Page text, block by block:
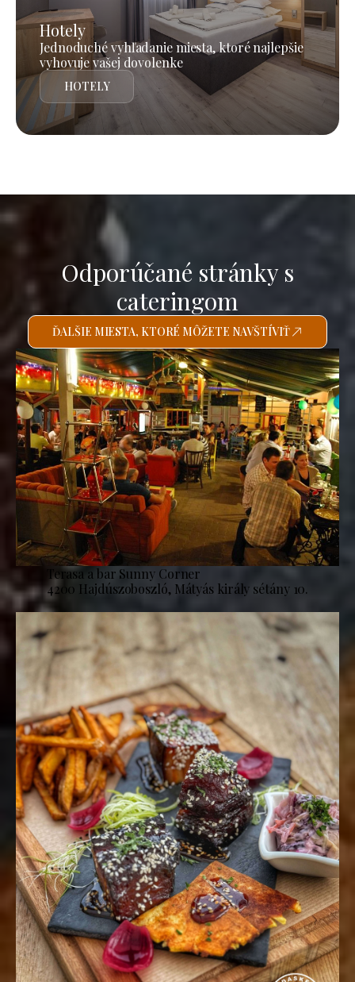
Hotely
Jednoduché vyhľadanie miesta, ktoré najlepšie
vyhovuje vašej dovolenke
HOTELY
Odporúčané stránky s
cateringom
ĎALŠIE MIESTA, KTORÉ MÔŽETE NAVŠTÍVIŤ
Terasa a bar Sunny Corner
4200 Hajdúszoboszló, Mátyás király sétány 10.